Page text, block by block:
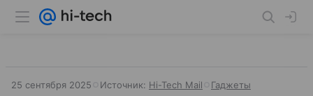
25 сентября 2025 Источник: Hi-Tech Mail Гаджеты